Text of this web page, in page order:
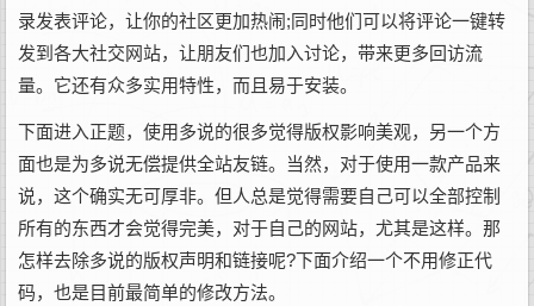
录发表评论，让你的社区更加热闹;同时他们可以将评论一键转
发到各大社交网站，让朋友们也加入讨论，带来更多回访流
量。它还有众多实用特性，而且易于安装。
下面进入正题，使用多说的很多觉得版权影响美观，另一个方
面也是为多说无偿提供全站友链。当然，对于使用一款产品来
说，这个确实无可厚非。但人总是觉得需要自己可以全部控制
所有的东西才会觉得完美，对于自己的网站，尤其是这样。那
怎样去除多说的版权声明和链接呢?下面介绍一个不用修正代
码，也是目前最简单的修改方法。